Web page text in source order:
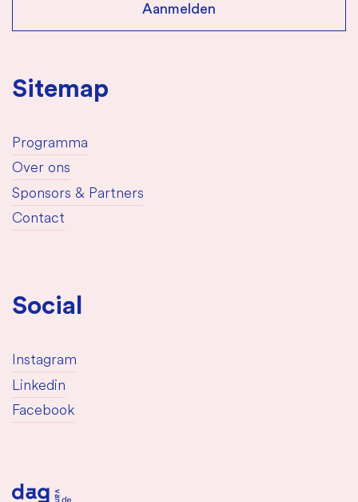
Sitemap
Programma
Over ons
Sponsors & Partners
Contact
Social
Instagram
Linkedin
Facebook